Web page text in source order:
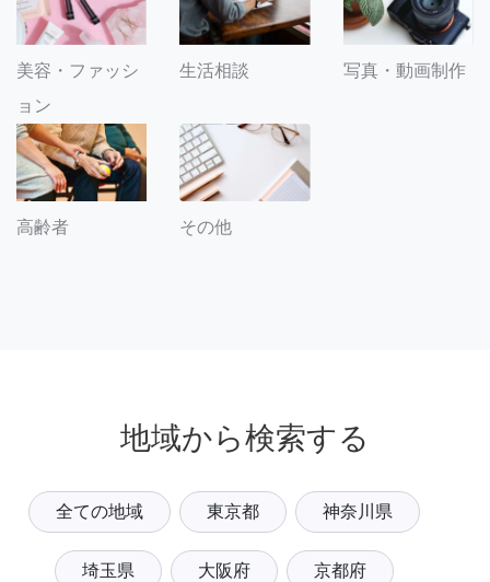
美容・ファッシ
ョン
生活相談 写真・動画制作
高齢者 その他
地域から検索する
全ての地域 東京都 神奈川県
埼玉県 大阪府 京都府